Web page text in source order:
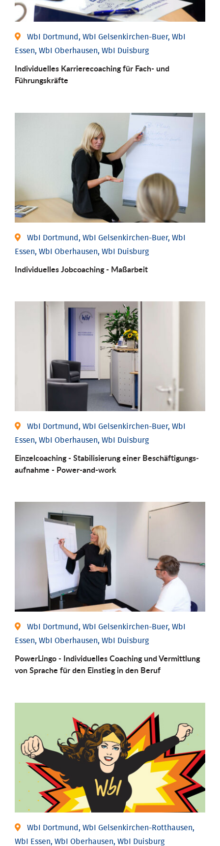
WbI Dortmund, WbI Gelsenkirchen-Buer, WbI
Essen, WbI Oberhausen, WbI Duisburg
Individu­elles Karrierecoaching für Fach-­ und
Führungs­kräfte
WbI Dortmund, WbI Gelsenkirchen-Buer, WbI
Essen, WbI Oberhausen, WbI Duisburg
Individu­elles Job­coaching - Maßarbeit
WbI Dortmund, WbI Gelsenkirchen-Buer, WbI
Essen, WbI Oberhausen, WbI Duisburg
Einzel­coaching - Stabili­sierung einer Be­schäftigungs­
aufnahme - Power-and-work
WbI Dortmund, WbI Gelsenkirchen-Buer, WbI
Essen, WbI Oberhausen, WbI Duisburg
PowerLingo - Individuelles Coaching und Vermittlung
von Sprache für den Einstieg in den Beruf
WbI Dortmund, WbI Gelsenkirchen-Rotthausen,
WbI Essen, WbI Oberhausen, WbI Duisburg